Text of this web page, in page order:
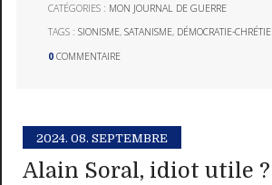
CATÉGORIES : MON JOURNAL DE GUERRE
TAGS :SIONISME,SATANISME, DÉMOCRATIE-
0 COMMENTAIRE
2024. 08. SEPTEMBRE
Alain Soral, idiot utile ?